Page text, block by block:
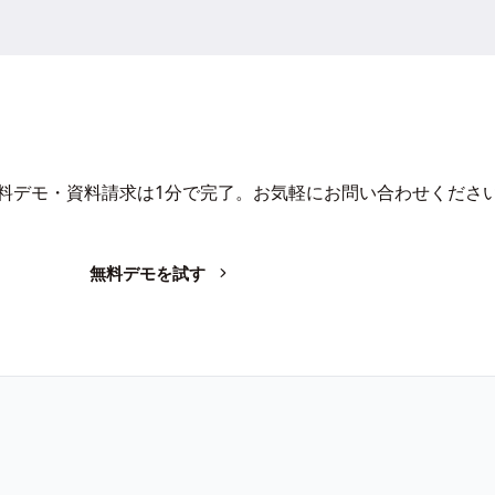
デモ・資料請求は1分で完了。お気軽にお問い合わせください
無料デモを試す